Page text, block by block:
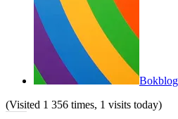
(Visited 1 356 times, 1 visits today)